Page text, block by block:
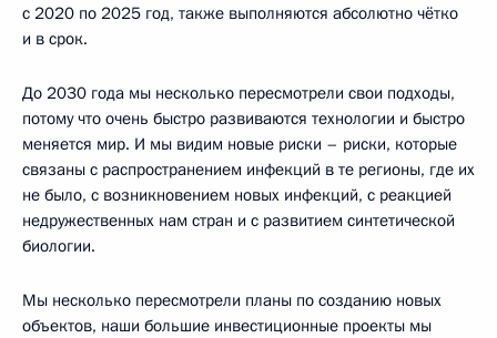
с 2020 по 2025 год, также выполняются абсолютно чётко
и в срок.
До 2030 года мы несколько пересмотрели свои подходы,
потому что очень быстро развиваются технологии и быстро
меняется мир. И мы видим новые риски – риски, которые
связаны с распространением инфекций в те регионы, где их
не было, с возникновением новых инфекций, с реакцией
недружественных нам стран и с развитием синтетической
биологии.
Мы несколько пересмотрели планы по созданию новых
объектов, наши большие инвестиционные проекты мы